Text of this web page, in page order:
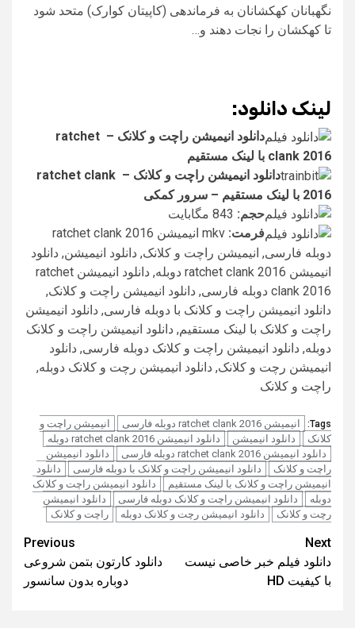
نگهبانان کهکشانان به فرماندهی (کاپیتان کوارک) متحد شود
تا کهکشان را نجات دهند و…
لینک دانلود:
دانلود انیمیشن راچت و کلانک – ratchet
clank 2016 با لینک مستقیم
دانلود انیمیشن راچت و کلانک – ratchet clank
2016 با لینک مستقیم – سرور کمکی
حجم:
فرمت:
mkv انیمیشن ratchet clank 2016
دوبله فارسی, انیمیشن راچت و کلانک, دانلود انیمیشن, دانلود
انیمیشن ratchet clank 2016 دوبله, دانلود انیمیشن ratchet
clank 2016 دوبله فارسی, دانلود انیمیشن راچت و کلانک,
دانلود انیمیشن راچت و کلانک با دوبله فارسی, دانلود انیمیشن
راچت و کلانک با لینک مستقیم, دانلود انیمیشن راچت و کلانک
دوبله, دانلود انیمیشن راچت و کلانک دوبله فارسی, دانلود
انیمیشن رچت و کلانک, دانلود انیمیشن رچت و کلانک دوبله,
راچت و کلانک
Tags: انیمیشن ratchet clank 2016 دوبله فارسی
انیمیشن راچت و
کلانک
دانلود انیمیشن
دانلود انیمیشن ratchet clank 2016 دوبله
دانلود انیمیشن ratchet clank 2016 دوبله فارسی
دانلود انیمیشن
راچت و کلانک
دانلود انیمیشن راچت و کلانک با دوبله فارسی
دانلود
انیمیشن راچت و کلانک با لینک مستقیم
دانلود انیمیشن راچت و کلانک
دوبله
دانلود انیمیشن راچت و کلانک دوبله فارسی
دانلود انیمیشن
رچت و کلانک
دانلود انیمیشن رچت و کلانک دوبله راچت و کلانک
Post
navigation
Previous
دانلود کارتون بتمن شروعی
دوباره بدون سانسور
Next
دانلود فیلم خبر خاصی نیست
با کیفیت HD